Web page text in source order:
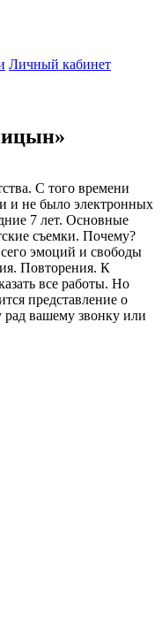
Личный кабинет
С того времени
и не было электронных
7 лет. Основные
съемки. Почему?
эмоций и свободы
Повторения. К
все работы. Но
представление о
рад вашему звонку или